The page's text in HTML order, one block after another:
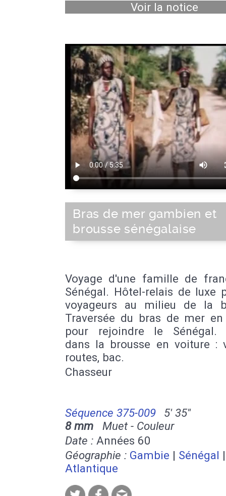
Voir la notice
Bras de mer gambien et
brousse sénégalaise
Voyage d'une famille de
Sénégal. Hôtel-relais de luxe
voyageurs au milieu de la
Traversée du bras de mer en
pour rejoindre le Sénégal.
dans la brousse en voiture :
routes, bac.
Chasseur
Séquence 375-009
5' 35''
8 mm Muet - Couleur
Date : Années 60
Géographie : Gambie | Sénégal
Atlantique